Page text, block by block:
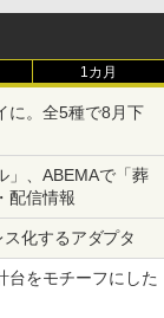
1カ月
に。全5種で8月下
」、ABEMAで「葬
配信情報
化するアダプタ
台をモチーフにした